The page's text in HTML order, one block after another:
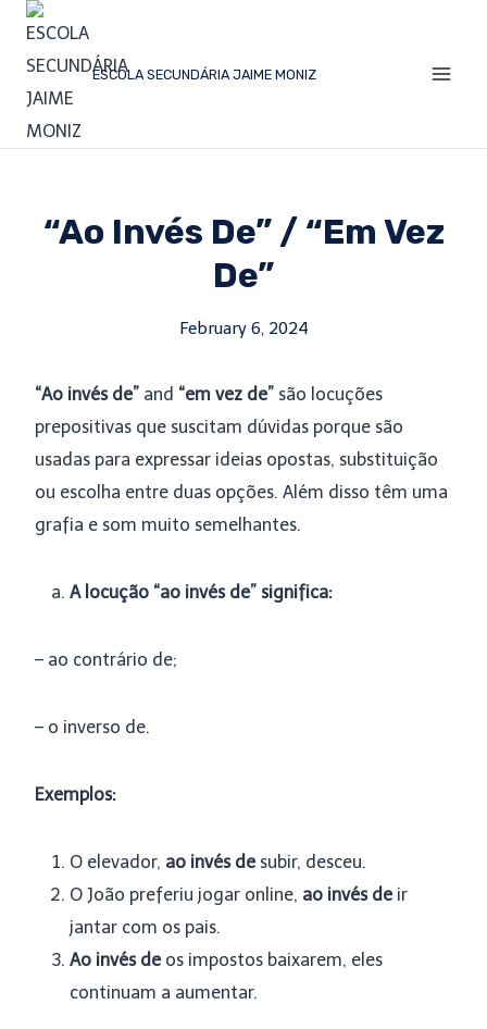
ESCOLA SECUNDÁRIA JAIME MONIZ
“ao Invés De” / “em Vez
De”
February 6, 2024
“Ao invés de” and “em vez de” são locuções
prepositivas que suscitam dúvidas porque são
usadas para expressar ideias opostas, substituição
ou escolha entre duas opções. Além disso têm uma
grafia e som muito semelhantes.
A locução “ao invés de” significa:
– ao contrário de;
– o inverso de.
Exemplos:
O elevador, ao invés desubir, desceu.
O João preferiu jogar online, ao invés deir
jantar com os pais.
Ao invés deos impostos baixarem, eles
continuam a aumentar.